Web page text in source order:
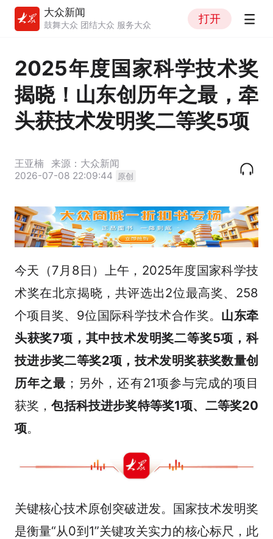
大众新闻
鼓舞大众 团结大众 服务大众
打开
2025年度国家科学技术奖
揭晓！山东创历年之最，牵
头获技术发明奖二等奖5项
王亚楠
来源：大众新闻
2026-07-08 22:09:44
原创
今天（7月8日）上午，2025年度国家科学技
术奖在北京揭晓，共评选出2位最高奖、258
个项目奖、9位国际科学技术合作奖。 山东牵
头获奖7项，其中技术发明奖二等奖5项，科
技进步奖二等奖2项，技术发明奖获奖数量创
历年之最 ；另外，还有21项参与完成的项目
获奖，包括科技进步奖特等奖1项、二等奖20
项。
关键核心技术原创突破迸发。国家技术发明奖
是衡量“从0到1”关键攻关实力的核心标尺，此